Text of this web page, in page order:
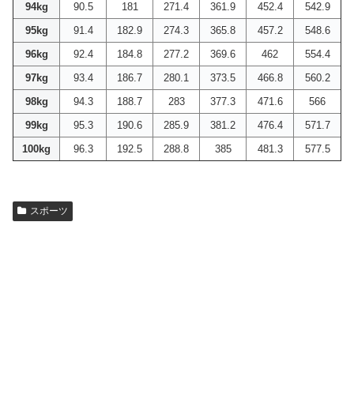
94kg
90.5 181 271.4 361.9 452.4
542.9
95kg
91.4 182.9 274.3 365.8 457.2
548.6
96kg
92.4 184.8 277.2 369.6 462
554.4
97kg
93.4 186.7 280.1 373.5 466.8
560.2
98kg
94.3 188.7 283 377.3 471.6
566
99kg
95.3 190.6 285.9 381.2 476.4
571.7
100kg
96.3 192.5 288.8 385 481.3 577.5
スポーツ